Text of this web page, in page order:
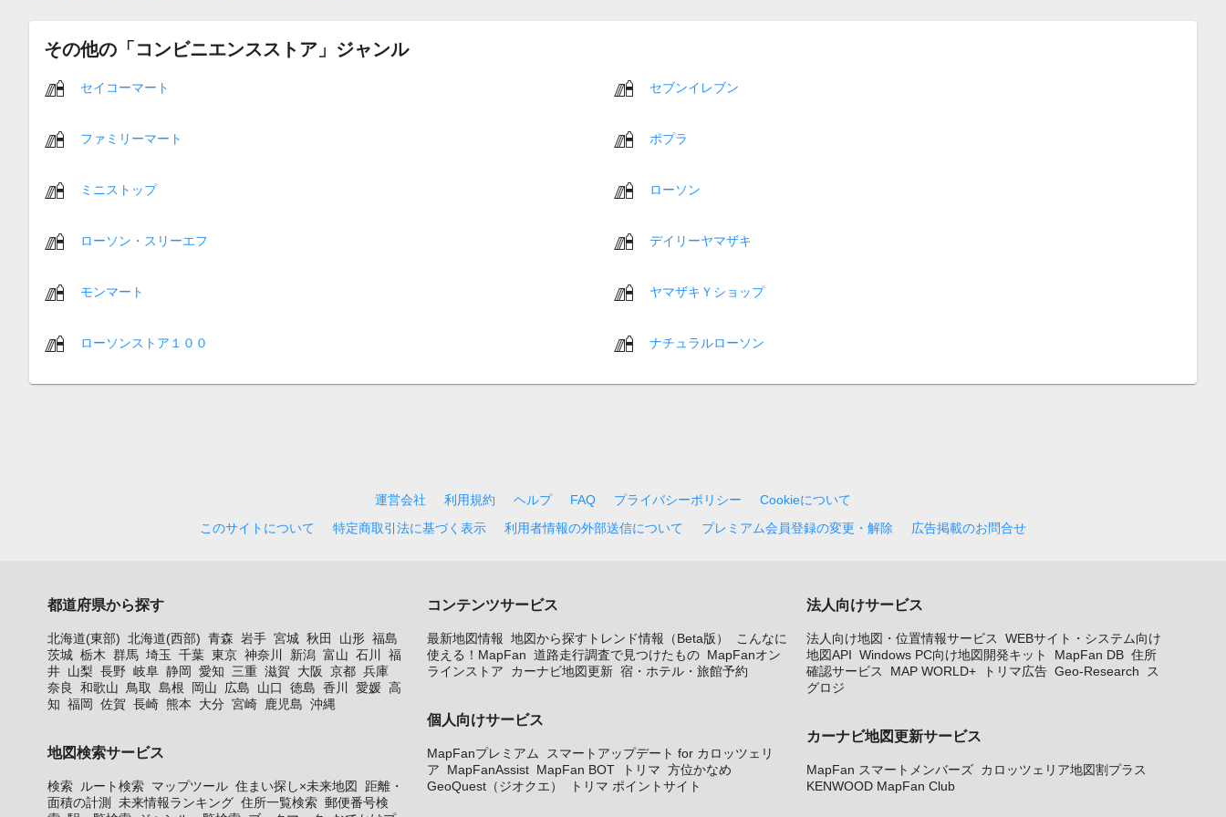
その他の「コンビニエンスストア」ジャンル
セイコーマート セブンイレブン
ファミリーマート ポプラ
ミニストップ ローソン
ローソン・スリーエフ デイリーヤマザキ
モンマート ヤマザキＹショップ
ローソンストア１００ ナチュラルローソン
運営会社 利用規約 ヘルプ FAQ プライバシーポリシー
Cookieについて
このサイトについて
特定商取引法に基づく表示 利用者情報の外部送信について プレミアム会員登録の変更・解除 広告掲載のお問合せ
都道府県から探す
北海道(東部) 北海道(西部) 青森 岩手 宮城 秋田 山形 福島
茨城 栃木 群馬 埼玉 千葉 東京 神奈川 新潟 富山 石川
福
井 山梨 長野 岐阜 静岡 愛知 三重 滋賀 大阪 京都 兵庫
奈良
和歌山 鳥取 島根 岡山 広島 山口 徳島 香川 愛媛 高
知 福岡 佐賀 長崎 熊本 大分 宮崎 鹿児島 沖縄
地図検索サービス
検索 ルート検索 マップツール 住まい探し×未来地図
距離・
面積の計測
未来情報ランキング 住所一覧検索 郵便番号検
コンテンツサービス
最新地図情報 地図から探すトレンド情報（Beta版）
こんなに
使える！MapFan 道路走行調査で見つけたもの MapFanオン
ラインストア
カーナビ地図更新 宿・ホテル・旅館予約
個人向けサービス
MapFanプレミアム
スマートアップデート for カロッツェリ
ア
MapFanAssist MapFan BOT トリマ 方位かなめ
GeoQuest（ジオクエ）
トリマ ポイントサイト
法人向けサービス
法人向け地図・位置情報サービス
WEBサイト・システム向け
地図API Windows PC向け地図開発キット MapFan DB 住所
確認サービス
MAP WORLD+ トリマ広告 Geo-Research
ス
グロジ
カーナビ地図更新サービス
MapFan スマートメンバーズ カロッツェリア地図割プラス
KENWOOD MapFan Club